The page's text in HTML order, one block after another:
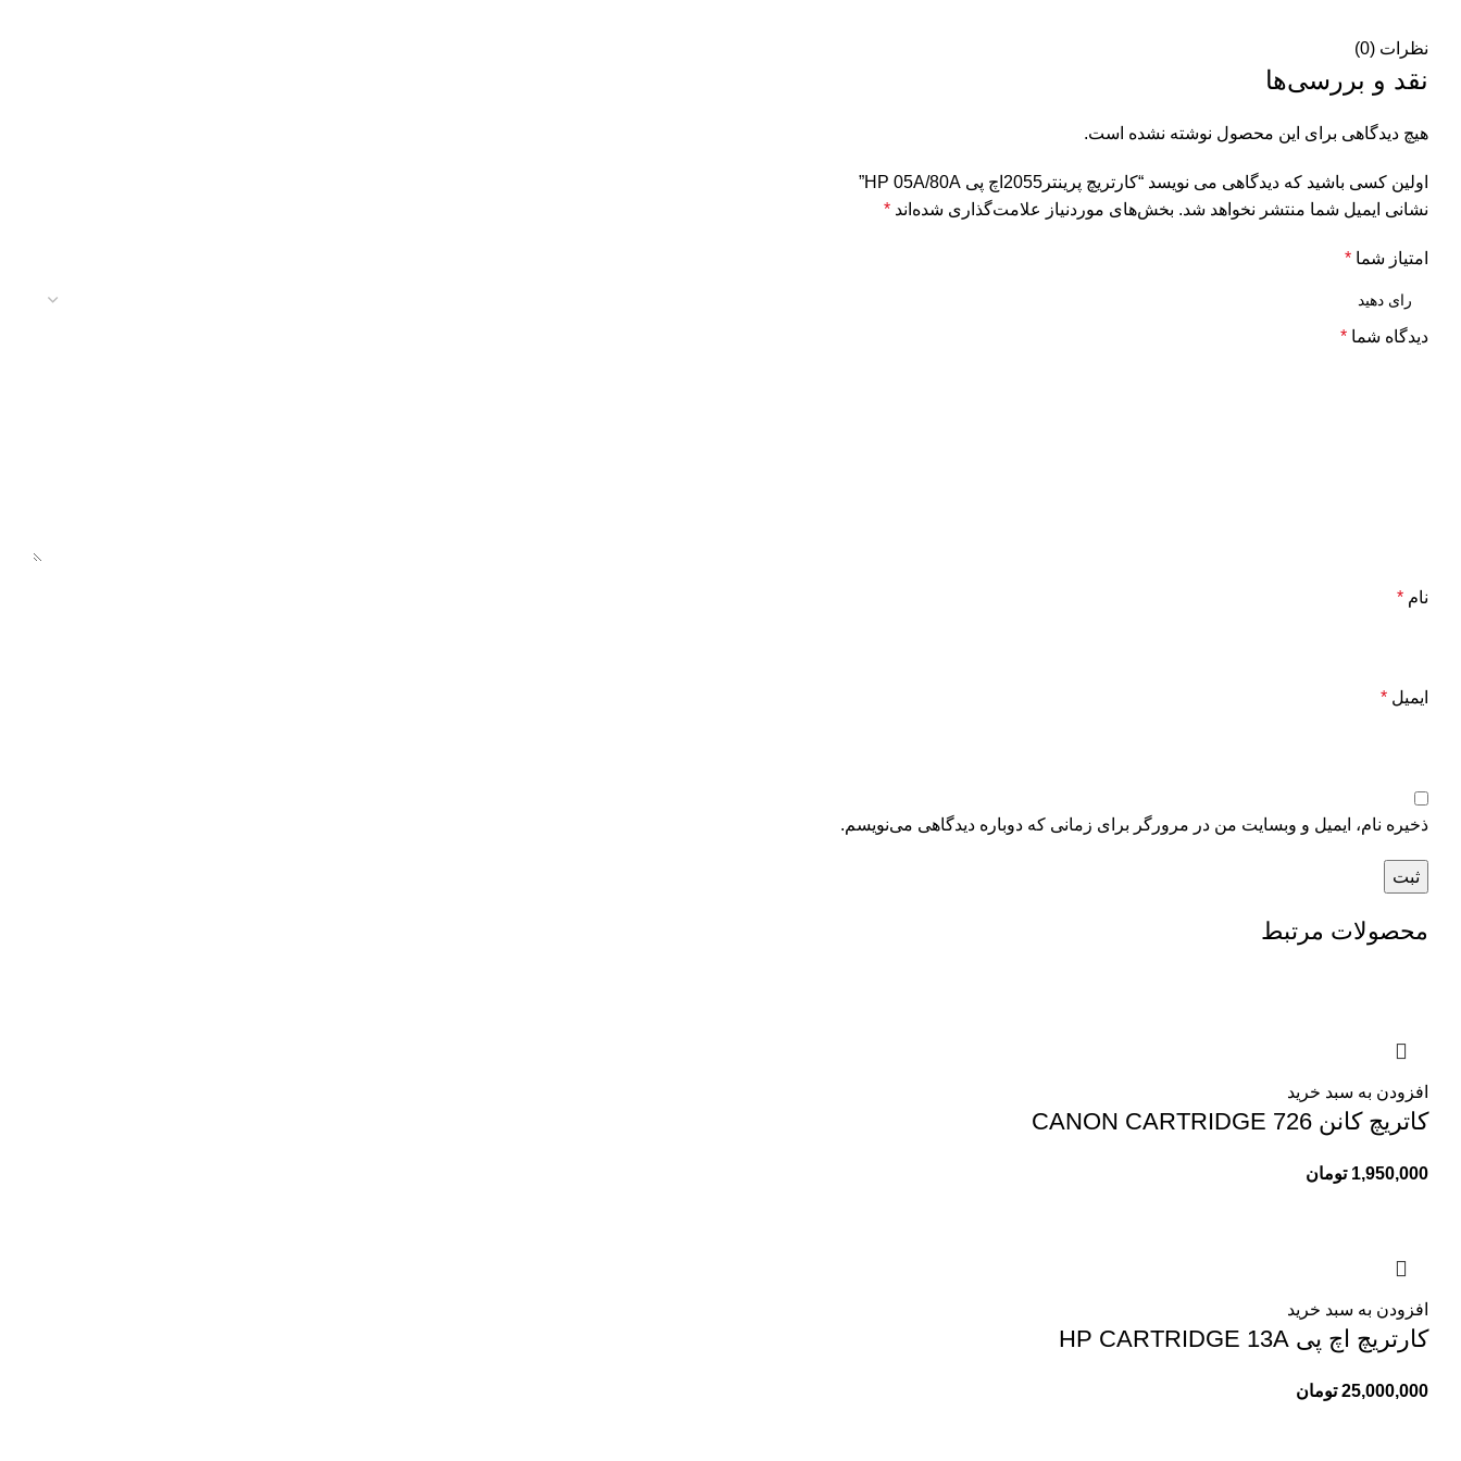
نظرات (0)
نقد و بررسی‌ها
هیچ دیدگاهی برای این محصول نوشته نشده است.
اولین کسی باشید که دیدگاهی می نویسد “کارتریچ پرینتر2055اچ پی HP 05A/80A”
نشانی ایمیل شما منتشر نخواهد شد. بخش‌های موردنیاز علامت‌گذاری شده‌اند *
امتیاز شما *
دیدگاه شما *
نام *
ایمیل *
ذخیره نام، ایمیل و وبسایت من در مرورگر برای زمانی که دوباره دیدگاهی می‌نویسم.
محصولات مرتبط
افزودن به سبد خرید
کاتریچ کانن CANON CARTRIDGE 726
1,950,000 تومان
افزودن به سبد خرید
کارتریچ اچ پی HP CARTRIDGE 13A
25,000,000 تومان